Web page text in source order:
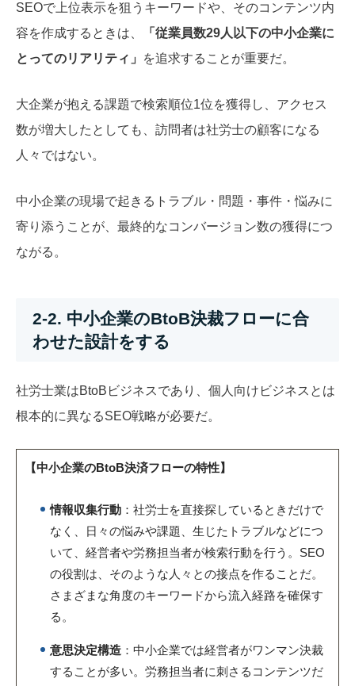
SEOで上位表示を狙うキーワードや、そのコンテンツ内
容を作成するときは、
「従業員数29人以下の中小企業に
とってのリアリティ」
を追求することが重要だ。
大企業が抱える課題で検索順位1位を獲得し、アクセス
数が増大したとしても、訪問者は社労士の顧客になる
人々ではない。
中小企業の現場で起きるトラブル・問題・事件・悩みに
寄り添うことが、最終的なコンバージョン数の獲得につ
ながる。
2-2. 中小企業のBtoB決裁フローに合
わせた設計をする
社労士業はBtoBビジネスであり、個人向けビジネスとは
根本的に異なるSEO戦略が必要だ。
【中小企業のBtoB決済フローの特性】
情報収集行動 ：社労士を直接探しているときだけで
なく、日々の悩みや課題、生じたトラブルなどにつ
いて、経営者や労務担当者が検索行動を行う。SEO
の役割は、そのような人々との接点を作ることだ。
さまざまな角度のキーワードから流入経路を確保す
る。
意思決定構造 ：中小企業では経営者がワンマン決裁
することが多い。労務担当者に刺さるコンテンツだ